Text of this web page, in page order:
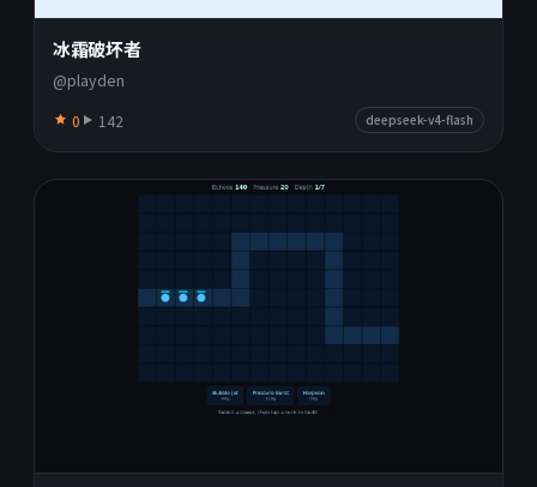
冰霜破坏者
@playden
0 142 deepseek-v4-flash